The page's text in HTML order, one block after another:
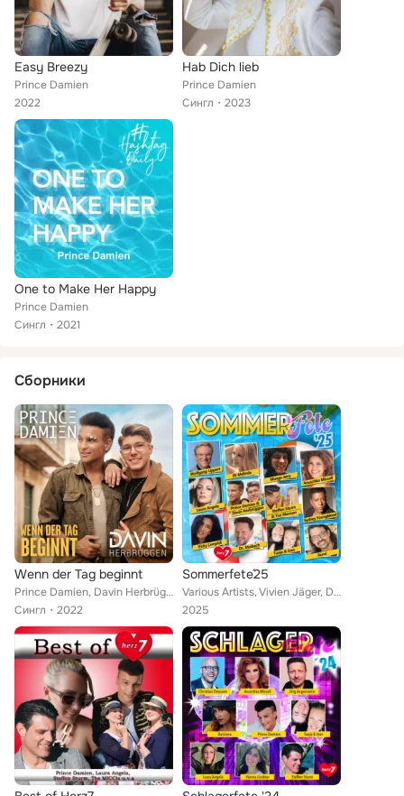
Easy Breezy
Prince Damien
2022
Hab Dich lieb
Prince Damien
Сингл
2023
One to Make Her Happy
Prince Damien
Сингл
2021
Сборники
Wenn der Tag beginnt
Prince Damien, Davin Herbrüggen
Сингл
2022
Sommerfete´25
Various Artists, Vivien Jäger, Damiano Maiolini, Mungo Jerry, Wolfgang Lippert, Anuschka Miccoli, Eli Melinda, Franziska Kleiner...
2025